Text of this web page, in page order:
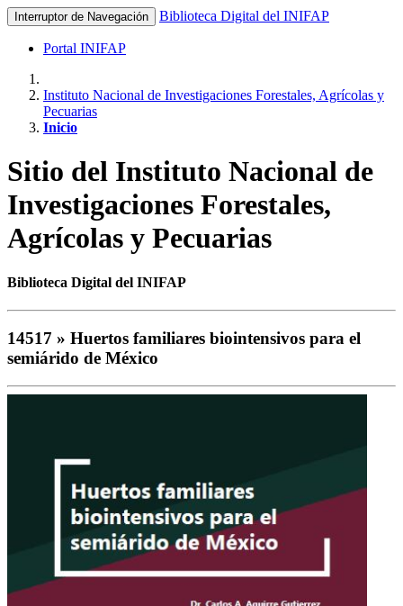
Interruptor de Navegación Biblioteca Digital del INIFAP
Portal INIFAP
Instituto Nacional de Investigaciones Forestales, Agrícolas y
Pecuarias
Inicio
Sitio del Instituto Nacional de
Investigaciones Forestales,
Agrícolas y Pecuarias
Biblioteca Digital del INIFAP
14517 » Huertos familiares biointensivos para el
semiárido de México